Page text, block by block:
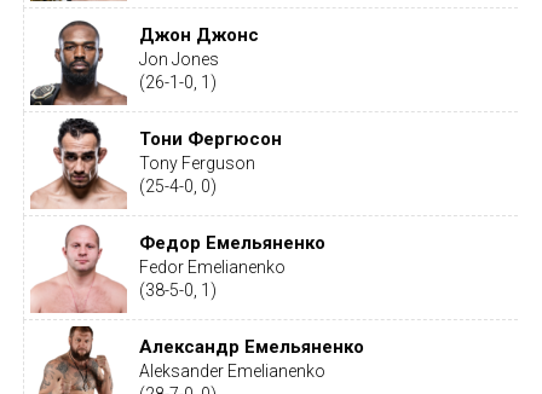
Джон Джонс
Jon Jones
(26-1-0, 1)
Тони Фергюсон
Tony Ferguson
(25-4-0, 0)
Федор Емельяненко
Fedor Emelianenko
(38-5-0, 1)
Александр Емельяненко
Aleksander Emelianenko